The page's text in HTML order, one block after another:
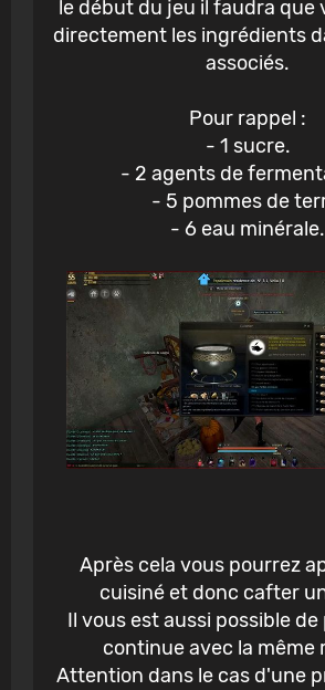
le début du jeu il faudra que
directement les ingrédients
associés.
Pour rappel :
- 1 sucre.
- 2 agents de
- 5 pommes de
- 6 eau minérale.
Après cela vous pourrez
cuisiné et donc cafter
Il vous est aussi possible
continue avec la même
Attention dans le cas d'une